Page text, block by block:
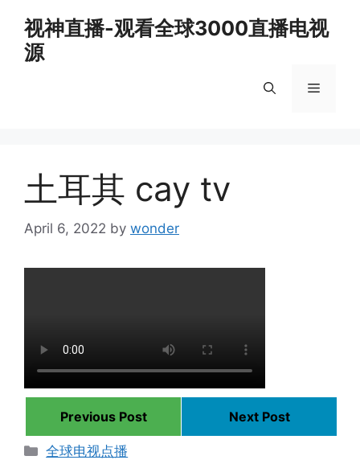
content
视神直播-观看全球3000直播电视
源
Menu
土耳其 cay tv
April 6, 2022 by wonder
Previous Post
Next Post
Categories
全球电视点播